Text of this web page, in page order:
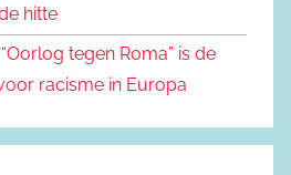
hitte
tegen Roma” is de
racisme in Europa